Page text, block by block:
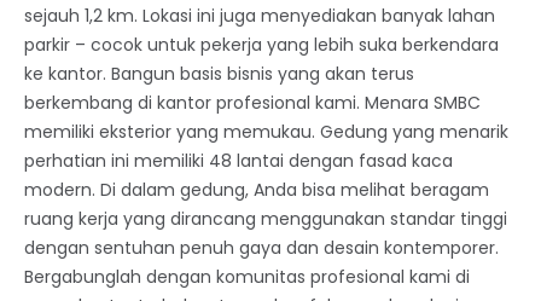
sejauh 1,2 km. Lokasi ini juga menyediakan banyak lahan
parkir – cocok untuk pekerja yang lebih suka berkendara
ke kantor. Bangun basis bisnis yang akan terus
berkembang di kantor profesional kami. Menara SMBC
memiliki eksterior yang memukau. Gedung yang menarik
perhatian ini memiliki 48 lantai dengan fasad kaca
modern. Di dalam gedung, Anda bisa melihat beragam
ruang kerja yang dirancang menggunakan standar tinggi
dengan sentuhan penuh gaya dan desain kontemporer.
Bergabunglah dengan komunitas profesional kami di